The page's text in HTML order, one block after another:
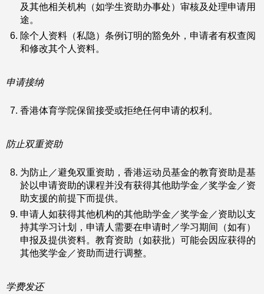
及其他相关机构（如学生资助办事处）审核及处理申请用
途。
除个人资料（私隐）条例订明的豁免外，申请者有权查阅
和修改其个人资料。
申请接纳
香港体育学院保留接受或拒绝任何申请的权利。
防止双重资助
为防止／避免双重资助，香港运动员基金的教育资助是基
於以申请资助的课程并没有获得其他助学金／奖学金／资
助支援的前提下而提供。
申请人如获得其他机构的其他助学金／奖学金／资助以支
持其学习计划，申请人需要在申请时／学习期间（如有）
申报及提供资料。教育资助（如获批）可能会因应获得的
其他奖学金／资助而进行调整。
学费发还